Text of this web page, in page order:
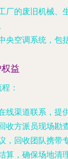
厂的废旧机械
央空调系统，
益
：
线渠道联系，提
收方派员现场勘
，回收团队携带
算，确保场地清